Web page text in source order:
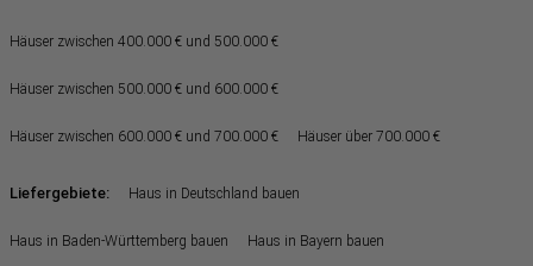
Häuser zwischen 400.000 € und 500.000 €
Häuser zwischen 500.000 € und 600.000 €
Häuser zwischen 600.000 € und 700.000 € Häuser über 700.000 €
Liefergebiete: Haus in Deutschland bauen
Haus in Baden-Württemberg bauen Haus in Bayern bauen